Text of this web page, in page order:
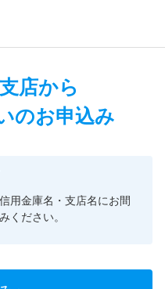
店から
のお申込み
用金庫名・支店名にお間
ください。